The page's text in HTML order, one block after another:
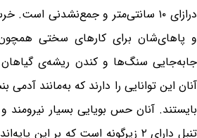
درازای ۱۰ سانتی‌متر و جمع‌نشدنی
و پاهای‌شان برای کارهای سختی همچون
جابه‌جایی سنگ‌ها و کندن ریشه‌ی
آنان این توانایی را دارند که به‌مانند آدمی
بایستند. آنان حس بویایی بسیار
تنبل دارای ۲ زیرگونه است که بر